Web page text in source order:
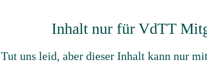
Inhalt nur für VdTT
Tut uns leid, aber dieser Inhalt kann nur